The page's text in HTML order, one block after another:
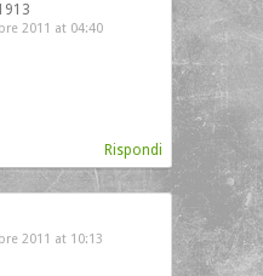
2011 at 04:40
Rispondi
2011 at 10:13